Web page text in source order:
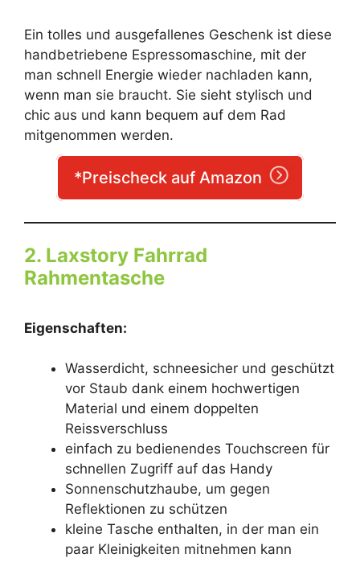
Ein tolles und ausgefallenes Geschenk ist diese
handbetriebene Espressomaschine, mit der
man schnell Energie wieder nachladen kann,
wenn man sie braucht. Sie sieht stylisch und
chic aus und kann bequem auf dem Rad
mitgenommen werden.
*Preischeck auf Amazon
2. Laxstory Fahrrad
Rahmentasche
Eigenschaften:
Wasserdicht, schneesicher und geschützt
vor Staub dank einem hochwertigen
Material und einem doppelten
Reissverschluss
einfach zu bedienendes Touchscreen für
schnellen Zugriff auf das Handy
Sonnenschutzhaube, um gegen
Reflektionen zu schützen
kleine Tasche enthalten, in der man ein
paar Kleinigkeiten mitnehmen kann